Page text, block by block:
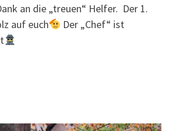
an die „treuen“ Helfer. Der 1.
auf euch
Der „Chef“ ist